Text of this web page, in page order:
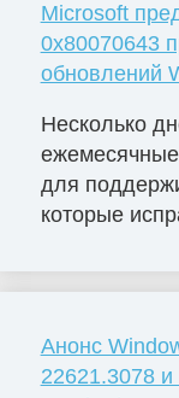
Microsoft
0x80070643
обновлений
Несколько
для
которые
Анонс
22621.3078